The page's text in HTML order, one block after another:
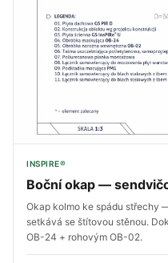
INSPIRE®
Boční okap —
Okap kolmo ke spádu střechy
setkává se štítovou stěnou.
OB-24 + rohovým OB-02.